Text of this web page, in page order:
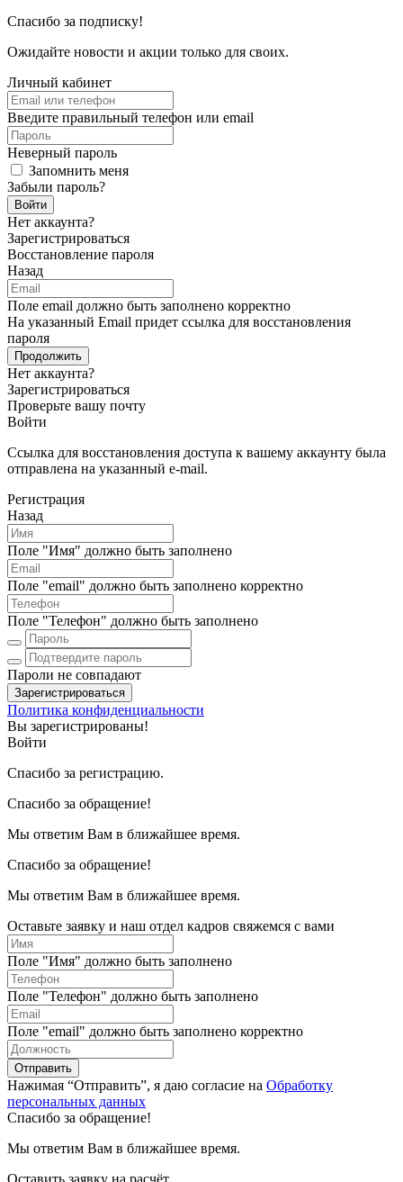
Спасибо за подписку!
Ожидайте новости и акции только для своих.
Личный кабинет
Введите правильный телефон или email
Неверный пароль
Запомнить меня
Забыли пароль?
Войти
Нет аккаунта?
Зарегистрироваться
Восстановление пароля
Назад
Поле email должно быть заполнено корректно
На указанный Email придет ссылка для восстановления
пароля
Продолжить
Нет аккаунта?
Зарегистрироваться
Проверьте вашу почту
Войти
Ссылка для восстановления доступа к вашему аккаунту была
отправлена на указанный e-mail.
Регистрация
Назад
Поле "Имя" должно быть заполнено
Поле "email" должно быть заполнено корректно
Поле "Телефон" должно быть заполнено
Пароли не совпадают
Зарегистрироваться
Политика конфиденциальности
Вы зарегистрированы!
Войти
Спасибо за регистрацию.
Спасибо за обращение!
Мы ответим Вам в ближайшее время.
Спасибо за обращение!
Мы ответим Вам в ближайшее время.
Оставьте заявку и наш отдел кадров свяжемся с вами
Поле "Имя" должно быть заполнено
Поле "Телефон" должно быть заполнено
Поле "email" должно быть заполнено корректно
Отправить
Нажимая “Отправить”, я даю согласие на Обработку
персональных данных
Спасибо за обращение!
Мы ответим Вам в ближайшее время.